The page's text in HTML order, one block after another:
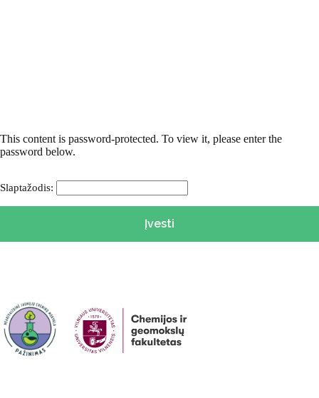
This content is password-protected. To view it, please enter the
password below.
Slaptažodis: